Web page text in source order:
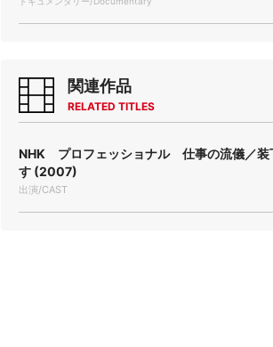
関連作品
RELATED TITLES
NHK プロフェッショナル 仕事の流儀／
す (2007)
出演/CAST